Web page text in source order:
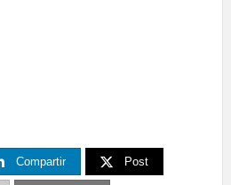
Compartir Post